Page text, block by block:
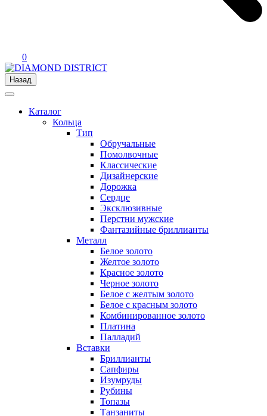
0
Назад
Каталог
Кольца
Тип
Обручальные
Помолвочные
Классические
Дизайнерские
Дорожка
Сердце
Эксклюзивные
Перстни мужские
Фантазийные бриллианты
Металл
Белое золото
Желтое золото
Красное золото
Черное золото
Белое с желтым золото
Белое с красным золото
Комбинированное золото
Платина
Палладий
Вставки
Бриллианты
Сапфиры
Изумруды
Рубины
Топазы
Танзаниты